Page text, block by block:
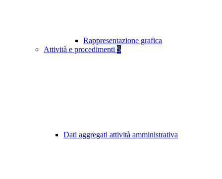
Rappresentazione grafica
Attività e procedimenti 5
Dati aggregati attività amministrativa